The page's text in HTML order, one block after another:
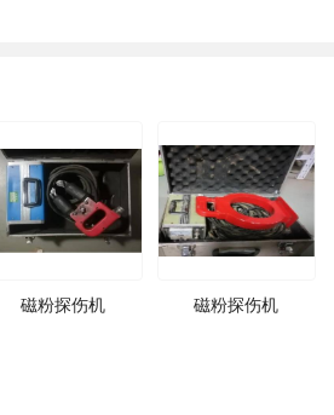
磁粉探伤机 磁粉探伤机